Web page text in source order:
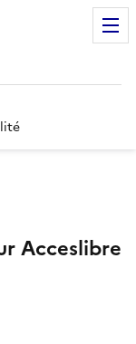
Acceslibre